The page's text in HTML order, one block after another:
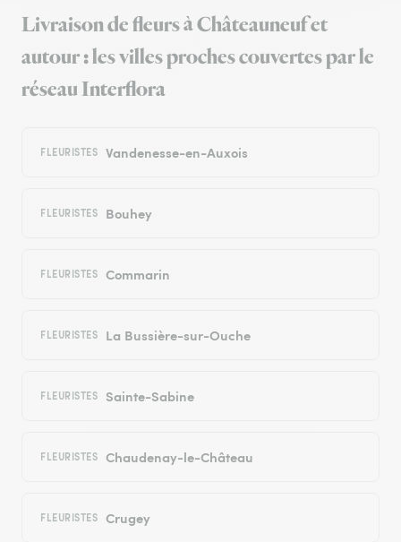
Livraison de fleurs à Châteauneuf et
autour : les villes proches couvertes par le
réseau Interflora
FLEURISTES Vandenesse-en-Auxois
FLEURISTES Bouhey
FLEURISTES Commarin
FLEURISTES La Bussière-sur-Ouche
FLEURISTES Sainte-Sabine
FLEURISTES Chaudenay-le-Château
FLEURISTES Crugey